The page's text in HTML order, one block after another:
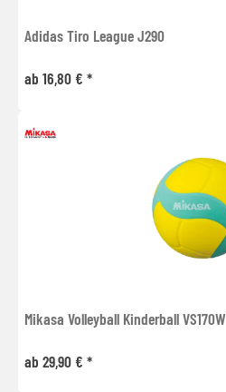
Adidas Tiro League J290
ab 16,80 € *
Mikasa Volleyball Kinderball VS170W
ab 29,90 € *